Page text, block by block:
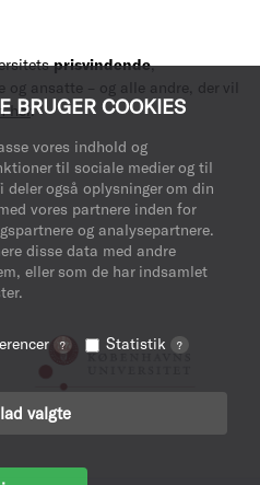
BRUGER COOKIES
vores indhold og
til sociale medier og til
også oplysninger om din
vores partnere inden for
og analysepartnere.
disse data med andre
eller som de har indsamlet
? Statistik ?
valgte
prisvindende,
ansatte – og alle andre, der vil
her.